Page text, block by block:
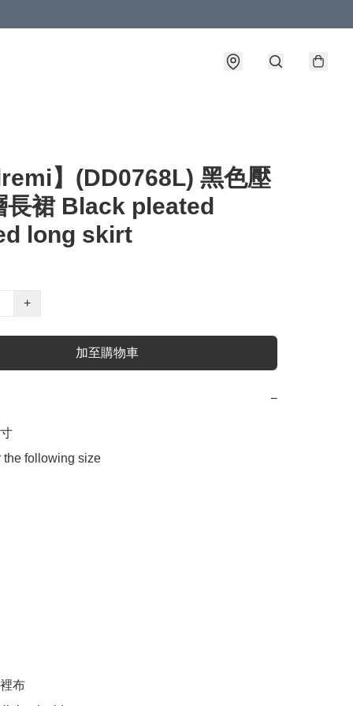
】(DD0768L) 黑色壓
長裙 Black pleated
long skirt
+
加至購物車
−
the following size
布